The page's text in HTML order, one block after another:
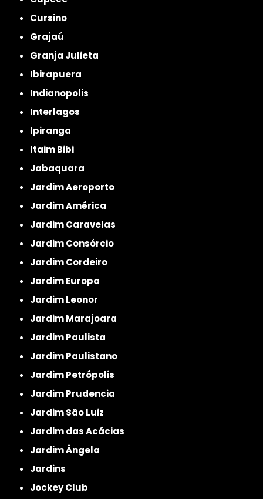
Cursino
Grajaú
Granja Julieta
Ibirapuera
Indianopolis
Interlagos
Ipiranga
Itaim Bibi
Jabaquara
Jardim Aeroporto
Jardim América
Jardim Caravelas
Jardim Consórcio
Jardim Cordeiro
Jardim Europa
Jardim Leonor
Jardim Marajoara
Jardim Paulista
Jardim Paulistano
Jardim Petrópolis
Jardim Prudencia
Jardim São Luiz
Jardim das Acácias
Jardim Ângela
Jardins
Jockey Club